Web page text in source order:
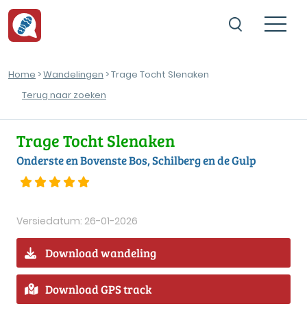
Home >Wandelingen > Trage Tocht Slenaken
Terug naar zoeken
Trage Tocht Slenaken
Onderste en Bovenste Bos, Schilberg en de Gulp
Versiedatum: 26-01-2026
Download wandeling
Download GPS track